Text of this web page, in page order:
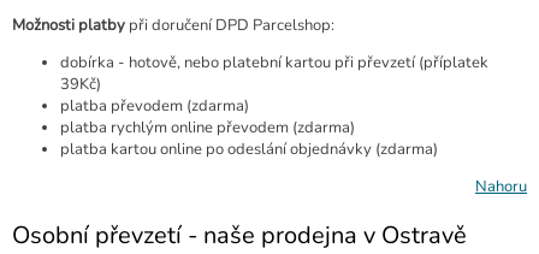
Možnosti platby při doručení DPD Parcelshop:
dobírka - hotově, nebo platební kartou při převzetí (příplatek
39Kč)
platba převodem (zdarma)
platba rychlým online převodem (zdarma)
platba kartou online po odeslání objednávky (zdarma)
Nahoru
Osobní převzetí - naše prodejna v Ostravě